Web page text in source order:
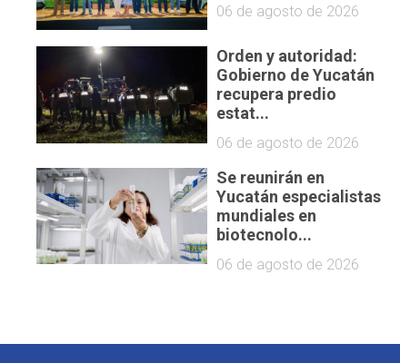
06 de agosto de 2026
Orden y autoridad:
Gobierno de Yucatán
recupera predio
estat...
06 de agosto de 2026
Se reunirán en
Yucatán especialistas
mundiales en
biotecnolo...
06 de agosto de 2026